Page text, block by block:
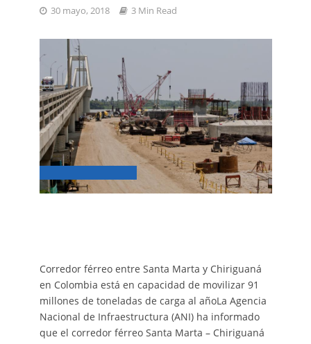
30 mayo, 2018 3 Min Read
Corredor férreo entre Santa Marta y Chiriguaná
en Colombia está en capacidad de movilizar 91
millones de toneladas de carga al añoLa Agencia
Nacional de Infraestructura (ANI) ha informado
que el corredor férreo Santa Marta – Chiriguaná